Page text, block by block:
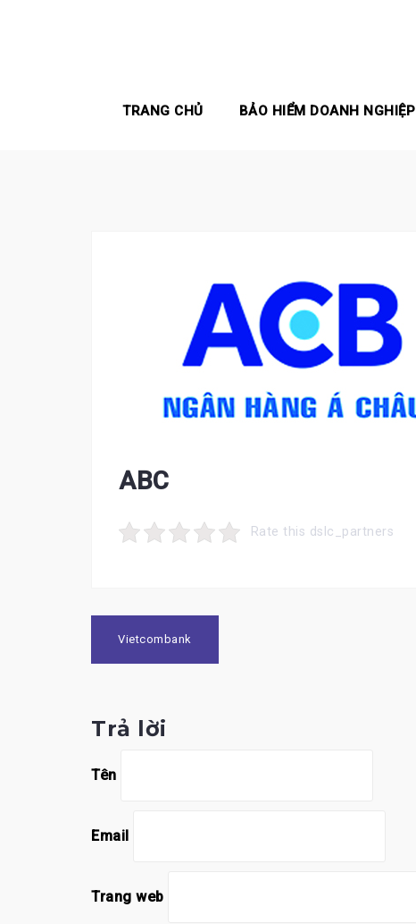
TRANG CHỦ BẢO HIỂM DOANH NGHIỆP
ABC
Rate this dslc_partners
Điều
hướng
viết
Vietcombank
Trả lời
Tên
Email
Trang web